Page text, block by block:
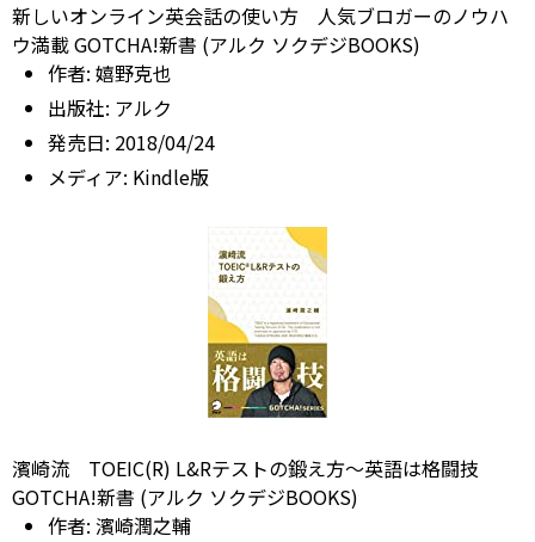
新しいオンライン英会話の使い方 人気ブロガーのノウハ
ウ満載 GOTCHA!新書 (アルク ソクデジBOOKS)
作者: 嬉野克也
出版社: アルク
発売日: 2018/04/24
メディア: Kindle版
濱崎流 TOEIC(R) L&Rテストの鍛え方～英語は格闘技
GOTCHA!新書 (アルク ソクデジBOOKS)
作者: 濱崎潤之輔